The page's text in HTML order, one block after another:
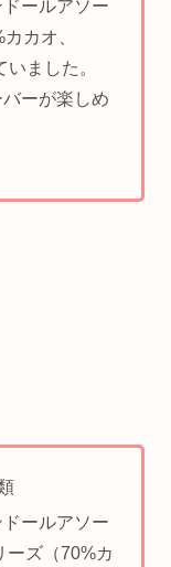
ールアソー
カオ、
ました。
ーが楽しめ
ールアソー
ーズ（70%カ